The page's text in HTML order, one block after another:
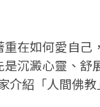
在如何愛自己
沉澱心靈、舒
介紹「人間佛教